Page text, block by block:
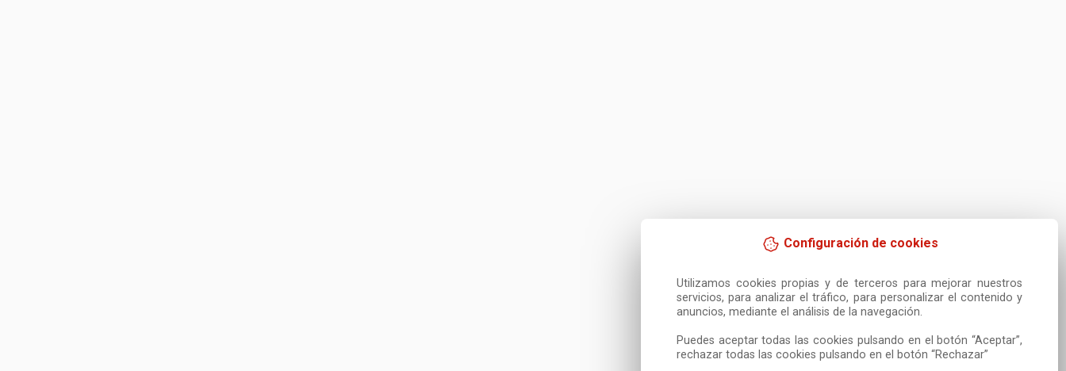
Configuración de cookies
Utilizamos cookies propias y de terceros para mejorar nuestros
servicios, para analizar el tráfico, para personalizar el contenido y
anuncios, mediante el análisis de la navegación.
Puedes aceptar todas las cookies pulsando en el botón “Aceptar”,
rechazar todas las cookies pulsando en el botón “Rechazar”